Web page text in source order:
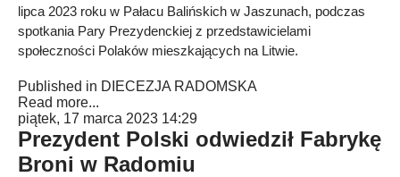
lipca 2023 roku w Pałacu Balińskich w Jaszunach, podczas
spotkania Pary Prezydenckiej z przedstawicielami
społeczności Polaków mieszkających na Litwie.
Published in DIECEZJA RADOMSKA
Read more...
piątek, 17 marca 2023 14:29
Prezydent Polski odwiedził Fabrykę
Broni w Radomiu